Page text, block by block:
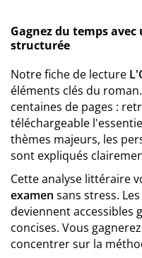
Gagnez du temps
structurée
Notre fiche de lecture
éléments clés du
centaines de pages :
téléchargeable
thèmes majeurs, les
sont expliqués
Cette analyse littéraire
examen sans stress.
deviennent accessibles
concises. Vous
concentrer sur la